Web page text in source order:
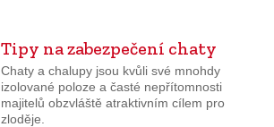
Tipy na zabezpečení chaty
Chaty a chalupy jsou kvůli své mnohdy
izolované poloze a časté nepřítomnosti
majitelů obzvláště atraktivním cílem pro
zloděje.